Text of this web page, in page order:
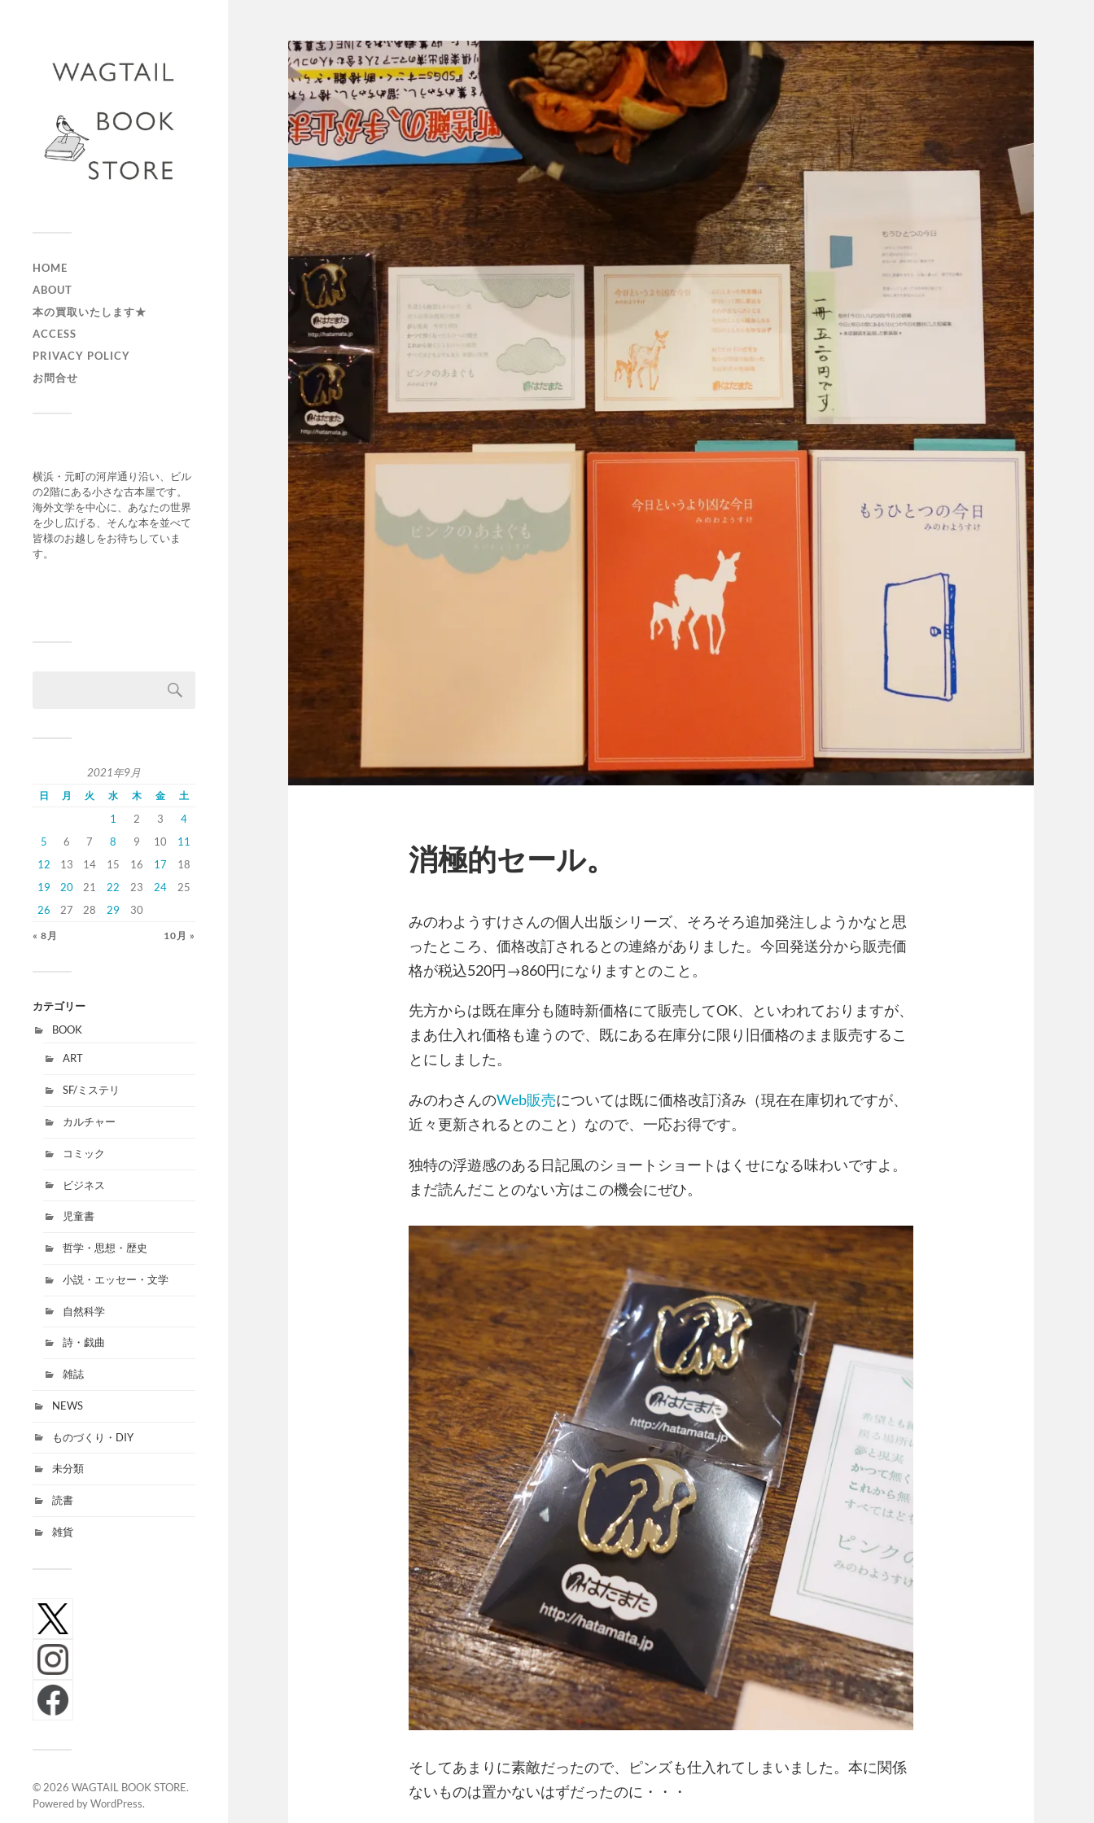
HOME
ABOUT
本の買取いたします★
ACCESS
PRIVACY POLICY
お問合せ
横浜・元町の河岸通り沿い、ビル
の2階にある小さな古本屋です。
海外文学を中心に、あなたの世界
を少し広げる、そんな本を並べて
皆様のお越しをお待ちしていま
す。
2021年9月
日 月 火 水 木 金 土
1 2 3
4
5
6 7 8 9 10
11
12
13 14 15 16 17
18
19
20 21 22 23 24
25
26
27 28 29 30
« 8月 10月 »
カテゴリー
BOOK
ART
SF/ミステリ
カルチャー
コミック
ビジネス
児童書
哲学・思想・歴史
小説・エッセー・文学
自然科学
詩・戯曲
雑誌
NEWS
ものづくり・DIY
未分類
読書
雑貨
© 2026 WAGTAIL BOOK STORE.
Powered byWordPress.
消極的セール。
みのわようすけさんの個人出版シリーズ、そろそろ追加発注しようかなと思
ったところ、価格改訂されるとの連絡がありました。今回発送分から販売価
格が税込520円→860円になりますとのこと。
先方からは既在庫分も随時新価格にて販売してOK、といわれておりますが、
まあ仕入れ価格も違うので、既にある在庫分に限り旧価格のまま販売するこ
とにしました。
みのわさんのWeb販売については既に価格改訂済み（現在在庫切れですが、
近々更新されるとのこと）なので、一応お得です。
独特の浮遊感のある日記風のショートショートはくせになる味わいですよ。
まだ読んだことのない方はこの機会にぜひ。
そしてあまりに素敵だったので、ピンズも仕入れてしまいました。本に関係
ないものは置かないはずだったのに・・・